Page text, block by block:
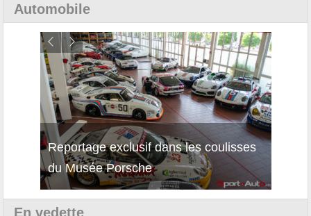
Automobile
Reportage exclusif dans les coulisses
du Musée Porsche
Découverte de la nouvelle Ferrari
12Cilindri Manuale
En vedette